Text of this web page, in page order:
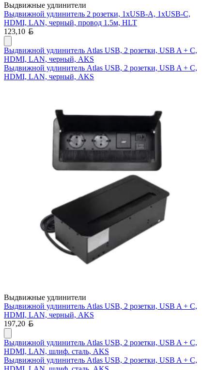
Выдвижные удлинители
Выдвижной удлинитель 2 розетки, 1xUSB-A, 1xUSB-C,
HDMI, LAN, черный, провод 1.5м, HLT
123,10
Выдвижной удлинитель Atlas USB, 2 розетки, USB A + C,
HDMI, LAN, черный, AKS
Выдвижной удлинитель Atlas USB, 2 розетки, USB A + C,
HDMI, LAN, черный, AKS
Выдвижные удлинители
Выдвижной удлинитель Atlas USB, 2 розетки, USB A + C,
HDMI, LAN, черный, AKS
197,20
Выдвижной удлинитель Atlas USB, 2 розетки, USB A + C,
HDMI, LAN, шлиф. сталь, AKS
Выдвижной удлинитель Atlas USB, 2 розетки, USB A + C,